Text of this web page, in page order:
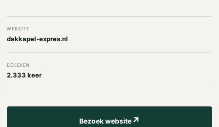
WEBSITE
dakkapel-expres.nl
BEKEKEN
2.333 keer
Bezoek website↗